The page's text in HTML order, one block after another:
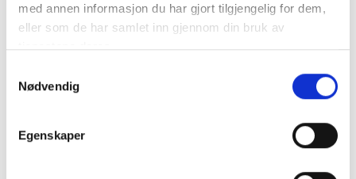
med annen informasjon du har gjort tilgjengelig for dem,
eller som de har samlet inn gjennom din bruk av
tjenestene deres.
Nødvendig
Egenskaper
Produktnummer:
61898
SKU:
144-19-636